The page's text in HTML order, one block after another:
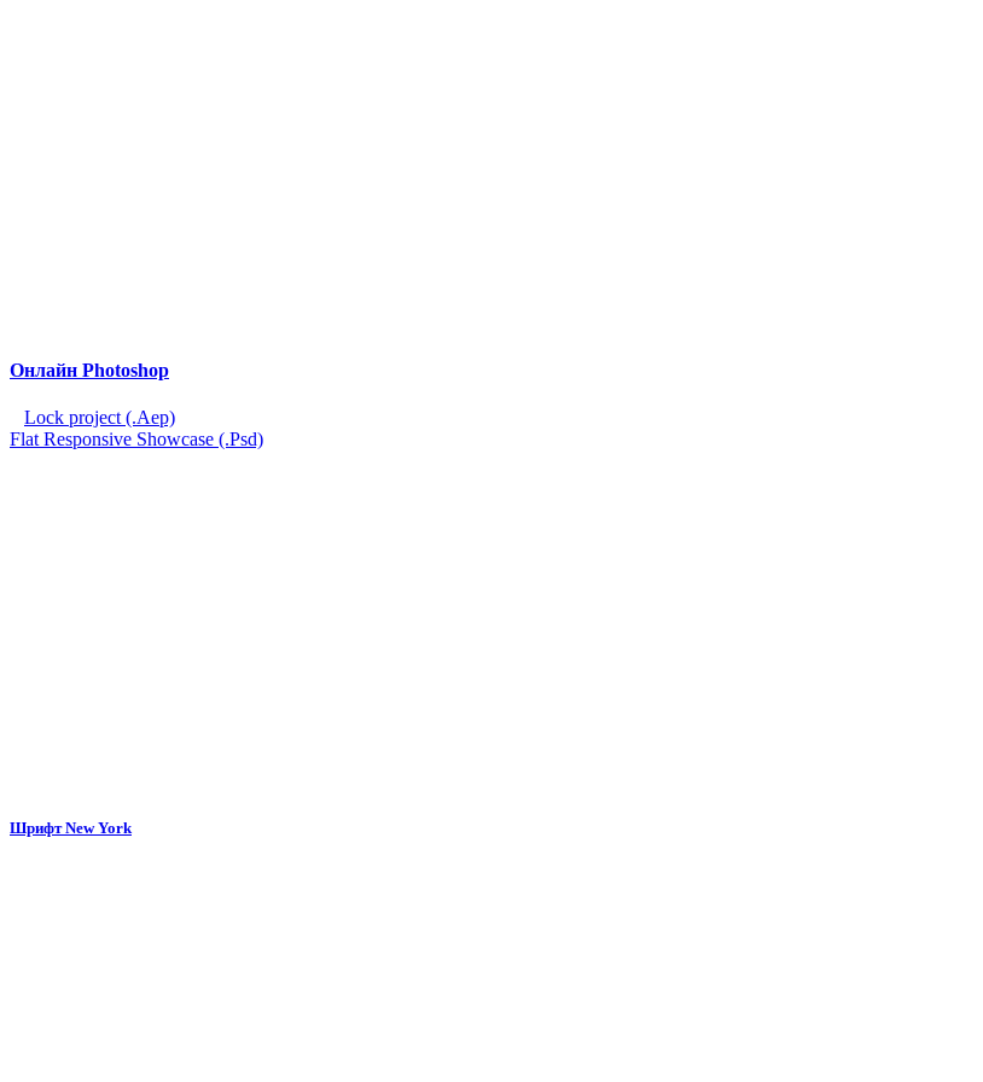
Онлайн Photoshop
Lock project (.Aep)
Flat Responsive Showcase (.Psd)
Шрифт New York